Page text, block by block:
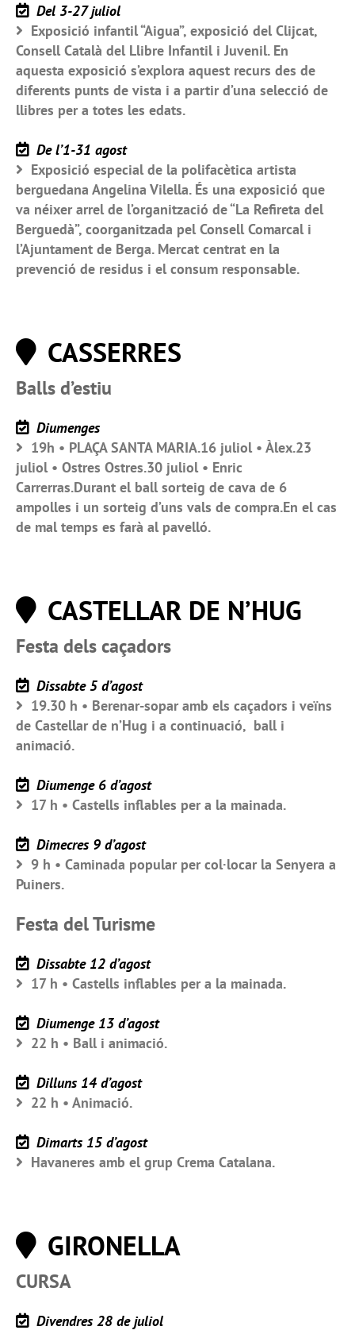
Del 3-27 juliol
Exposició infantil “Aigua”, exposició del Clijcat,
Consell Català del Llibre Infantil i Juvenil. En
aquesta exposició s’explora aquest recurs des de
diferents punts de vista i a partir d’una selecció de
llibres per a totes les edats.
De l’1-31 agost
Exposició especial de la polifacètica artista
berguedana Angelina Vilella. És una exposició que
va néixer arrel de l’organització de “La Refireta del
Berguedà”, coorganitzada pel Consell Comarcal i
l’Ajuntament de Berga. Mercat centrat en la
prevenció de residus i el consum responsable.
CASSERRES
Balls d’estiu
Diumenges
19h • PLAÇA SANTA MARIA.16 juliol • Àlex.23
juliol • Ostres Ostres.30 juliol • Enric
Carrerras.Durant el ball sorteig de cava de 6
ampolles i un sorteig d’uns vals de compra.En el cas
de mal temps es farà al pavelló.
CASTELLAR DE N’HUG
Festa dels caçadors
Dissabte 5 d’agost
19.30 h • Berenar-sopar amb els caçadors i veïns
de Castellar de n’Hug i a continuació, ball i
animació.
Diumenge 6 d’agost
17 h • Castells inflables per a la mainada.
Dimecres 9 d’agost
9 h • Caminada popular per col·locar la Senyera a
Puiners.
Festa del Turisme
Dissabte 12 d’agost
17 h • Castells inflables per a la mainada.
Diumenge 13 d’agost
22 h • Ball i animació.
Dilluns 14 d’agost
22 h • Animació.
Dimarts 15 d’agost
Havaneres amb el grup Crema Catalana.
GIRONELLA
CURSA
Divendres 28 de juliol